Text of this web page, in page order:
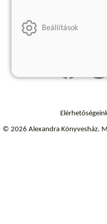
Szállítási információk
© 2026 Alexandra Könyvesház.
Beállítások